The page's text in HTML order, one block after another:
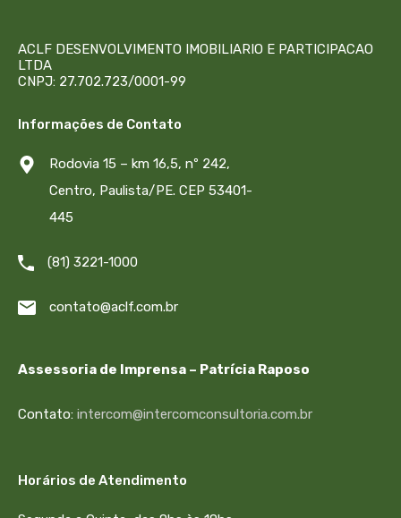
ACLF DESENVOLVIMENTO IMOBILIARIO E PARTICIPACAO
LTDA
CNPJ: 27.702.723/0001-99
Informações de Contato
Rodovia 15 – km 16,5, nº 242,
Centro, Paulista/PE. CEP 53401-
445
(81) 3221-1000
contato@aclf.com.br
Assessoria de Imprensa – Patrícia Raposo
Contato: intercom@intercomconsultoria.com.br
Horários de Atendimento